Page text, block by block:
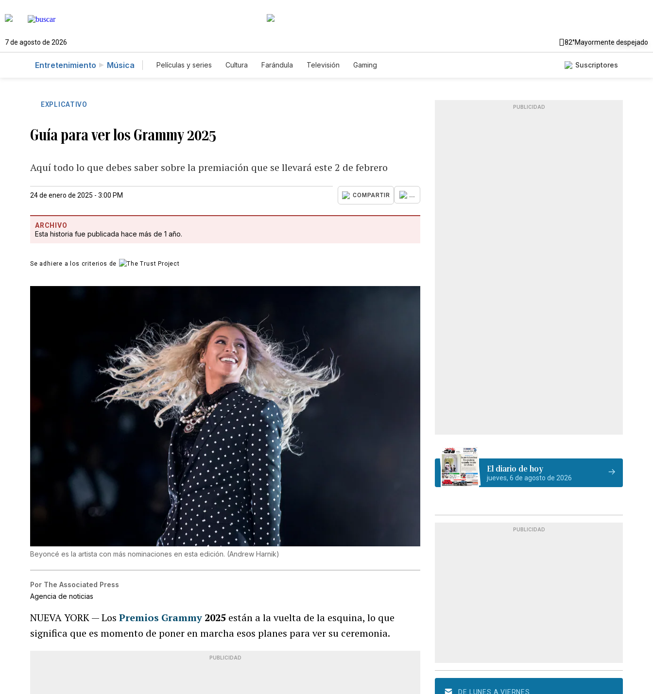
7 de agosto de 2026 82°Mayormente despejado
Entretenimiento Música Películas y series Cultura Farándula Televisión Gaming Suscriptores
EXPLICATIVO
Guía para ver los Grammy 2025
Aquí todo lo que debes saber sobre la premiación que se llevará este 2 de febrero
24 de enero de 2025 - 3:00 PM COMPARTIR ...
ARCHIVO
Esta historia fue publicada hace más de 1 año.
Se adhiere a los criterios de
Beyoncé es la artista con más nominaciones en esta edición. (Andrew Harnik)
Por The Associated Press
Agencia de noticias
NUEVA YORK — LosPremios Grammy 2025 están a la vuelta de la esquina, lo que
significa que es momento de poner en marcha esos planes para ver su ceremonia.
PUBLICIDAD
PUBLICIDAD
El diario de hoy
jueves, 6 de agosto de 2026
PUBLICIDAD
DE LUNES A VIERNES